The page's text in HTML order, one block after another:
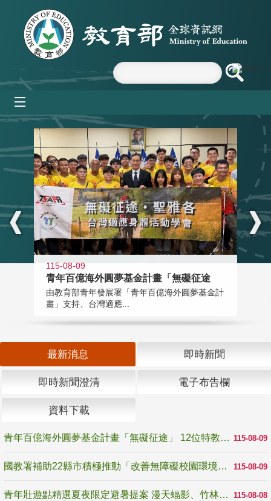
跳到主要內容區塊
:::
115-08-09
青年百億海外圓夢基金計畫「無礙征途
由教育部青年發展署「青年百億海外圓夢基金計
畫」支持、台灣適應...
最新消息 即時新聞
即時新聞澄清 電子布告欄
資料下載
115-08-09
青年百億海外圓夢基金計畫「無礙征途」 12位特教與弱勢青年勇闖西班牙 跨越感官限制見證生命蛻變
115-08-09
國教署補助22縣市積極推動「改善無障礙校園環境計畫」 打造友善、安全、無礙學習空間
115-08-08
青年壯遊點精選夏夜限定避暑提案 漫天蝠影、竹林尋蛙、茶香夜觀 邀青年暮色出發